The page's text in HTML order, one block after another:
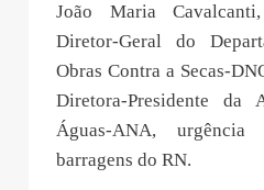
João Maria
Diretor-Geral do
Obras Contra a Secas-
Diretora-Presidente da
Águas-ANA,
barragens do RN.